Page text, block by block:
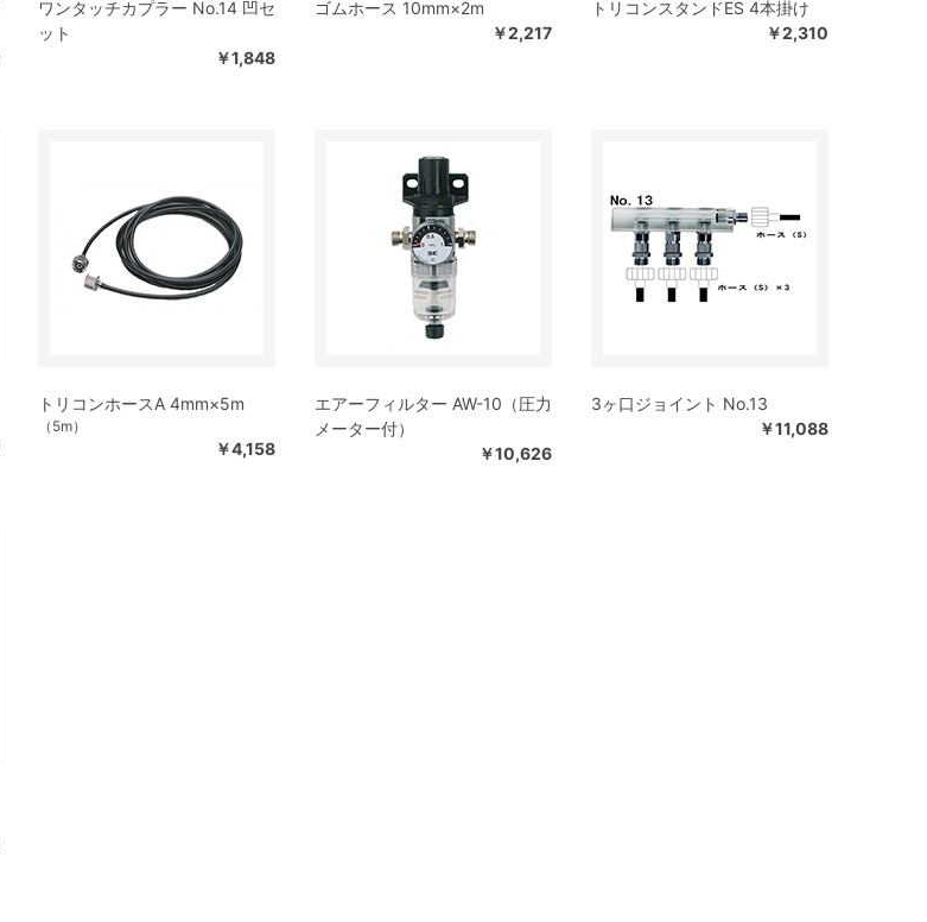
ワンタッチカプラー No.14 凹セ
ット
￥1,848
ゴムホース 10mm×2m
￥2,217
トリコンスタンドES 4本掛け
￥2,310
トリコンホースA 4mm×5m
（5m）
￥4,158
エアーフィルター AW-10（圧力
メーター付）
￥10,626
3ヶ口ジョイント No.13
￥11,088